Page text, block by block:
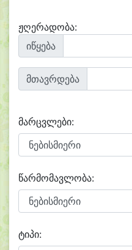
ჟღერადობა:
იწყება
მთავრდება
მარცვლები:
წარმომავლობა:
ტიპი: